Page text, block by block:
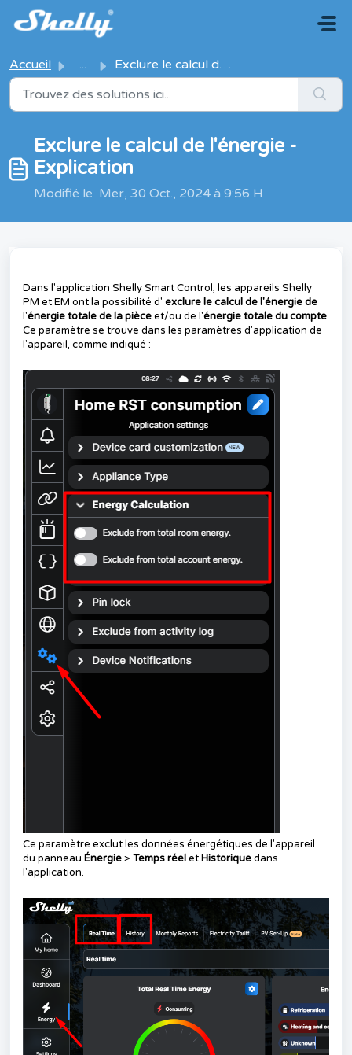
Passer au contenu principal
Accueil ... Exclure le calcul de l'énergie - Explication
Exclure le calcul de l'énergie -
Explication
Modifié le Mer, 30 Oct., 2024 à 9:56 H
Dans l'application Shelly Smart Control, les appareils Shelly
PM et EM ont la possibilité d' exclure le calcul de l'énergie de
l'énergie totale de la pièceet/ou de l'énergie totale du compte.
Ce paramètre se trouve dans les paramètres d'application de
l'appareil, comme indiqué :
Ce paramètre exclut les données énergétiques de l'appareil
du panneau Énergie> Temps réeletHistoriquedans
l'application.